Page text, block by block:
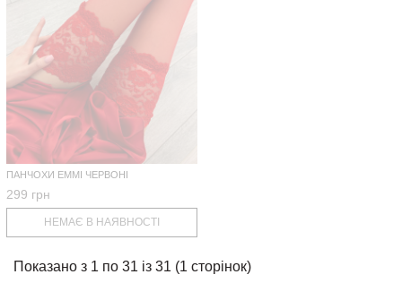
ПАНЧОХИ EMMI ЧЕРВОНІ
299 грн
НЕМАЄ В НАЯВНОСТІ
Показано з 1 по 31 із 31 (1 сторінок)